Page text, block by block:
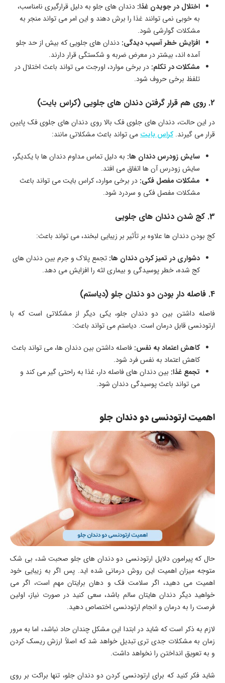
اختلال در جویدن غذا: دندان های جلو به دلیل قرارگیری نامناسب،
به خوبی نمی توانند غذا را برش دهند و این امر می تواند منجر به
مشکلات گوارشی شود.
افزایش خطر آسیب دیدگی: دندان های جلویی که بیش از حد جلو
آمده اند، بیشتر در معرض ضربه و شکستگی قرار دارند.
مشکلات در تکلم: در برخی موارد، اورجت می تواند باعث اختلال در
تلفظ برخی حروف شود.
2. روی هم قرار گرفتن دندان های جلویی (کراس بایت)
در این حالت، دندان های جلوی فک بالا روی دندان های جلوی فک پایین
قرار می گیرند.کراس بایتمی تواند باعث مشکلاتی مانند:
سایش زودرس دندان ها: به دلیل تماس مداوم دندان ها با یکدیگر،
سایش زودرس آن ها اتفاق می افتد.
مشکلات مفصل فکی: در برخی موارد، کراس بایت می تواند باعث
مشکلات مفصل فکی و سردرد شود.
3. کج شدن دندان های جلویی
کج بودن دندان ها علاوه بر تأثیر بر زیبایی لبخند، می تواند باعث:
دشواری در تمیز کردن دندان ها: تجمع پلاک و جرم بین دندان های
کج شده، خطر پوسیدگی و بیماری لثه را افزایش می دهد.
4. فاصله دار بودن دو دندان جلو (دیاستم)
فاصله داشتن بین دو دندان جلو، یکی دیگر از مشکلاتی است که با
ارتودنسی قابل درمان است. دیاستم می تواند باعث:
کاهش اعتماد به نفس: فاصله داشتن بین دندان ها، می تواند باعث
کاهش اعتماد به نفس فرد شود.
تجمع غذا: بین دندان های فاصله دار، غذا به راحتی گیر می کند و
می تواند باعث پوسیدگی دندان شود.
اهمیت ارتودنسی دو دندان جلو
حال که پیرامون دلایل ارتودنسی دو دندان های جلو صحبت شد، بی شک
متوجه میزان اهمیت این روش درمانی شده اید. پس اگر به زیبایی خود
اهمیت می دهید، اگر سلامت فک و دهان برایتان مهم است، اگر می
خواهید دیگر دندان هایتان سالم باشد، سعی کنید در صورت نیاز، اولین
فرصت را به درمان و انجام ارتودنسی اختصاص دهید.
لازم به ذکر است که شاید در ابتدا این مشکل چندان حاد نباشد، اما به مرور
زمان به مشکلات جدی تری تبدیل خواهد شد که اصلاً ارزش ریسک کردن
و به تعویق انداختن را نخواهد داشت.
شاید فکر کنید که برای ارتودنسی کردن دو دندان جلو، تنها براکت بر روی